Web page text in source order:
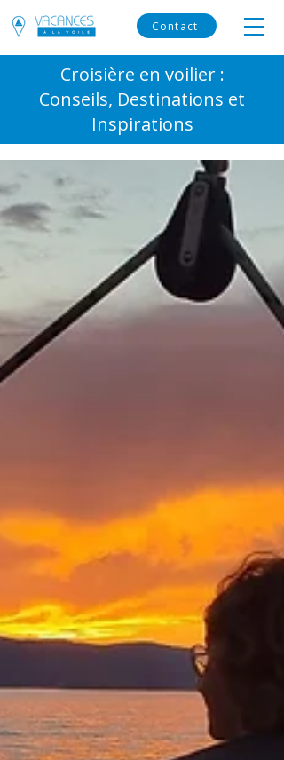
Contact
Croisière en voilier :
Conseils, Destinations et
Inspirations